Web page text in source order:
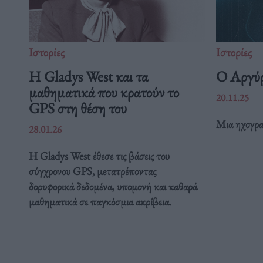
Ιστορίες
Η Gladys West και τα
μαθηματικά που κρατούν το
GPS στη θέση του
28.01.26
Η Gladys West έθεσε τις βάσεις του
σύγχρονου GPS, μετατρέποντας
δορυφορικά δεδομένα, υπομονή και καθαρά
μαθηματικά σε παγκόσμια ακρίβεια.
Ιστορίες
Ο
20.11.25
Μια